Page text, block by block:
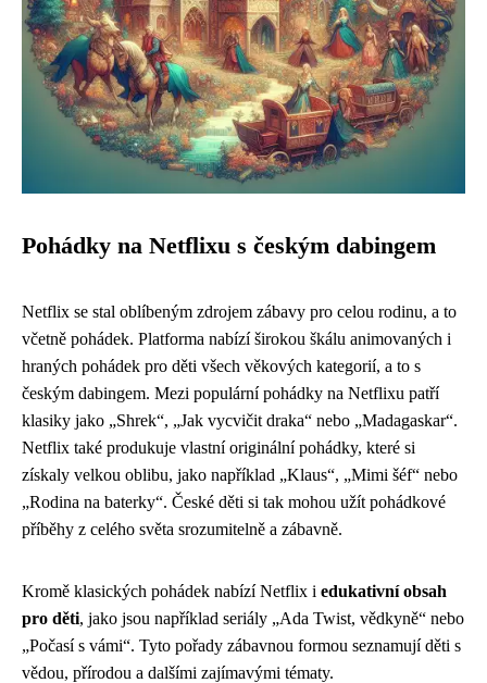
Pohádky na Netflixu s českým dabingem
Netflix se stal oblíbeným zdrojem zábavy pro celou rodinu, a to
včetně pohádek. Platforma nabízí širokou škálu animovaných i
hraných pohádek pro děti všech věkových kategorií, a to s
českým dabingem. Mezi populární pohádky na Netflixu patří
klasiky jako „Shrek“, „Jak vycvičit draka“ nebo „Madagaskar“.
Netflix také produkuje vlastní originální pohádky, které si
získaly velkou oblibu, jako například „Klaus“, „Mimi šéf“ nebo
„Rodina na baterky“. České děti si tak mohou užít pohádkové
příběhy z celého světa srozumitelně a zábavně.
Kromě klasických pohádek nabízí Netflix i edukativní obsah
pro děti, jako jsou například seriály „Ada Twist, vědkyně“ nebo
„Počasí s vámi“. Tyto pořady zábavnou formou seznamují děti s
vědou, přírodou a dalšími zajímavými tématy.